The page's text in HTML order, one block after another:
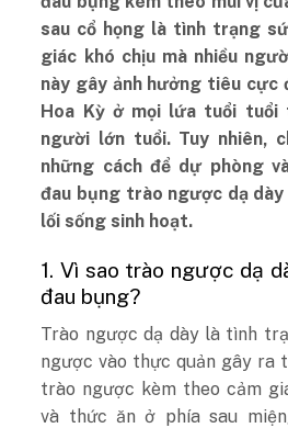
sau cổ họng là tình trạng
giác khó chịu mà nhiều
này gây ảnh hưởng tiêu cực
Hoa Kỳ ở mọi lứa tuổi
người lớn tuổi. Tuy nhiên,
những cách để dự phòng
đau bụng trào ngược dạ
lối sống sinh hoạt.
1. Vì sao trào ngược dạ
đau bụng?
Trào ngược dạ dày là tình
ngược vào thực quản gây ra
trào ngược kèm theo cảm
và thức ăn ở phía sau